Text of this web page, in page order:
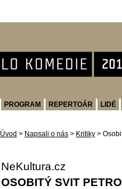
PROGRAM REPERTOÁR
LIDÉ
Úvod > Napsali o nás > Kritiky >
NeKultura.cz
OSOBITÝ SVIT